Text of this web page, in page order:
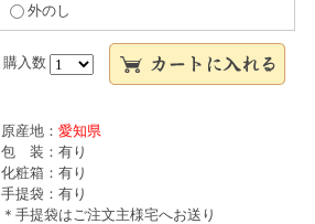
外のし
購入数
原産地： 愛知県
包 装：有り
化粧箱：有り
手提袋：有り
＊手提袋はご注文主様宅へお送り